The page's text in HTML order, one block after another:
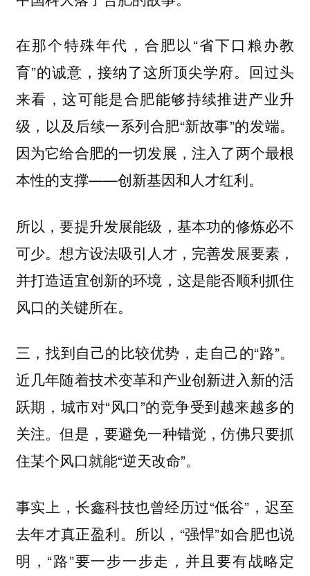
在那个特殊年代，合肥以“省下口粮办教
育”的诚意，接纳了这所顶尖学府。回过头
来看，这可能是合肥能够持续推进产业升
级，以及后续一系列合肥“新故事”的发端。
因为它给合肥的一切发展，注入了两个最根
本性的支撑——创新基因和人才红利。
所以，要提升发展能级，基本功的修炼必不
可少。想方设法吸引人才，完善发展要素，
并打造适宜创新的环境，这是能否顺利抓住
风口的关键所在。
三，找到自己的比较优势，走自己的“路”。
近几年随着技术变革和产业创新进入新的活
跃期，城市对“风口”的竞争受到越来越多的
关注。但是，要避免一种错觉，仿佛只要抓
住某个风口就能“逆天改命”。
事实上，长鑫科技也曾经历过“低谷”，迟至
去年才真正盈利。所以，“强悍”如合肥也说
明，“路”要一步一步走，并且要有战略定